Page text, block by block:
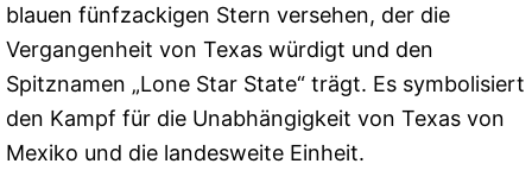
blauen fünfzackigen Stern versehen, der die
Vergangenheit von Texas würdigt und den
Spitznamen „Lone Star State“ trägt. Es symbolisiert
den Kampf für die Unabhängigkeit von Texas von
Mexiko und die landesweite Einheit.